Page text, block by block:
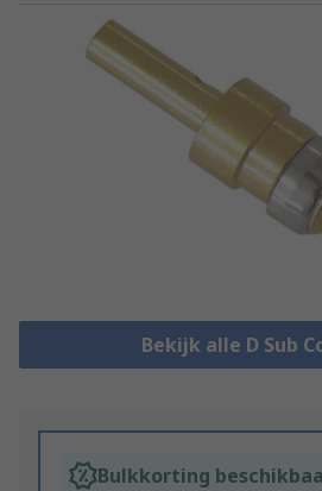
Bekijk alle D Sub
Bulkkorting